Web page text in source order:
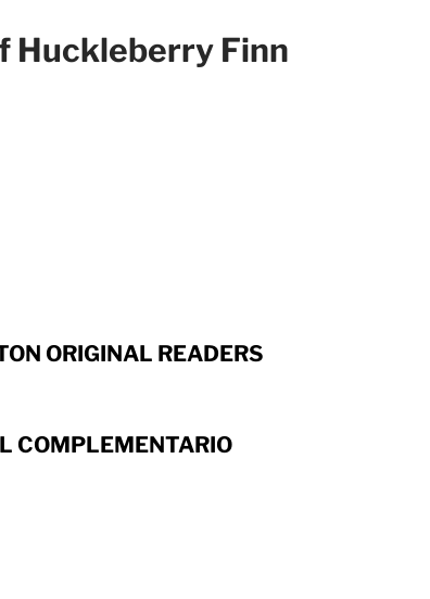
Huckleberry Finn
ORIGINAL READERS
COMPLEMENTARIO